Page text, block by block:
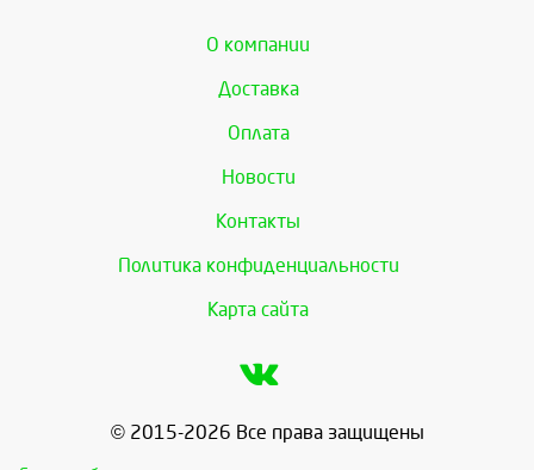
О компании
Доставка
Оплата
Новости
Контакты
Политика конфиденциальности
Карта сайта
© 2015-2026 Все права защищены